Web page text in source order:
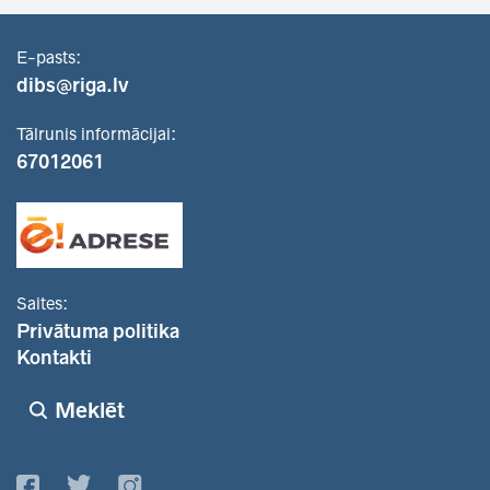
E-pasts:
dibs@riga.lv
Tālrunis informācijai:
67012061
Saites:
Privātuma politika
Kontakti
Meklēt